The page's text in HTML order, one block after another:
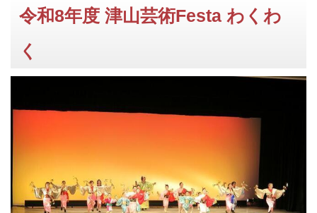
令和8年度 津山芸術Festa わくわ
く